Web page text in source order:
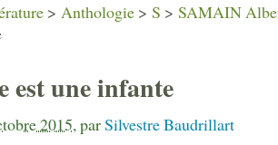
> Anthologie> S > SAMAIN
est une infante
2015,parSilvestre Baudrillart